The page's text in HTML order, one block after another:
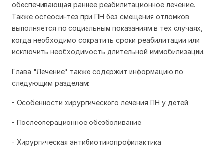
обеспечивающая раннее реабилитационное лечение.
Также остеосинтез при ПН без смещения отломков
выполняется по социальным показаниям в тех случаях,
когда необходимо сократить сроки реабилитации или
исключить необходимость длительной иммобилизации.
Глава "Лечение" также содержит информацию по
следующим разделам:
- Особенности хирургического лечения ПН у детей
- Послеоперационное обезболивание
- Хирургическая антибиотикопрофилактика